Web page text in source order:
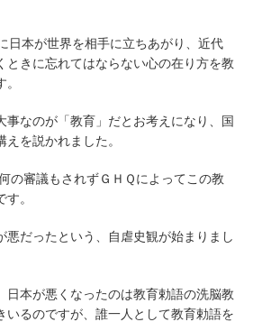
本が世界を相手に立ちあがり、近代
ときに忘れてはならない心の在り方を教
事なのが「教育」だとお考えになり、国
を説かれました。
の審議もされずＧＨＱによってこの教
。
悪だったという、自虐史観が始まりまし
日本が悪くなったのは教育勅語の洗脳教
いるのですが、誰一人として教育勅語を